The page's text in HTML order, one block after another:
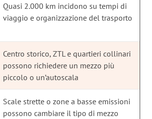
Quasi 2.000 km incidono su tempi di
viaggio e organizzazione del trasporto
Centro storico, ZTL e quartieri collinari
possono richiedere un mezzo più
piccolo o un’autoscala
Scale strette o zone a basse emissioni
possono cambiare il tipo di mezzo